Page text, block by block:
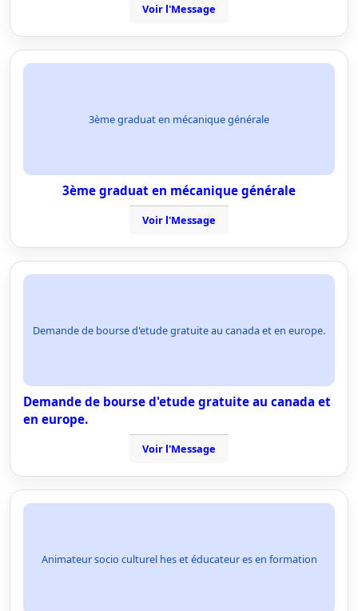
Voir l'Message
3ème graduat en mécanique générale
3ème graduat en mécanique générale
Voir l'Message
Demande de bourse d'etude gratuite au canada et en europe.
Demande de bourse d'etude gratuite au canada et
en europe.
Voir l'Message
Animateur socio culturel hes et éducateur es en formation